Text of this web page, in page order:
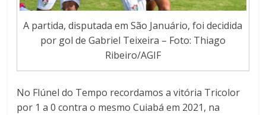
A partida, disputada em São Januário, foi decidida
por gol de Gabriel Teixeira – Foto: Thiago
Ribeiro/AGIF
No Flúnel do Tempo recordamos a vitória Tricolor
por 1 a 0 contra o mesmo Cuiabá em 2021, na